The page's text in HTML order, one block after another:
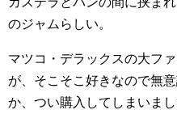
のジャムらしい。
マツコ・デラックスの大フ
が、そこそこ好きなので無
か、つい購入してしまいまし